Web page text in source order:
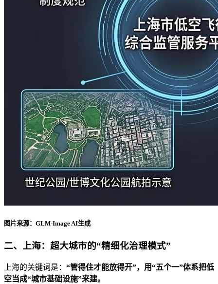
图片来源：GLM-Image AI生成
二、上海：超大城市的“精细化治理模式”
上海的关键词是： “管得住才能放得开”，用“五个一”体系把低
空当成“城市基础设施”来建。